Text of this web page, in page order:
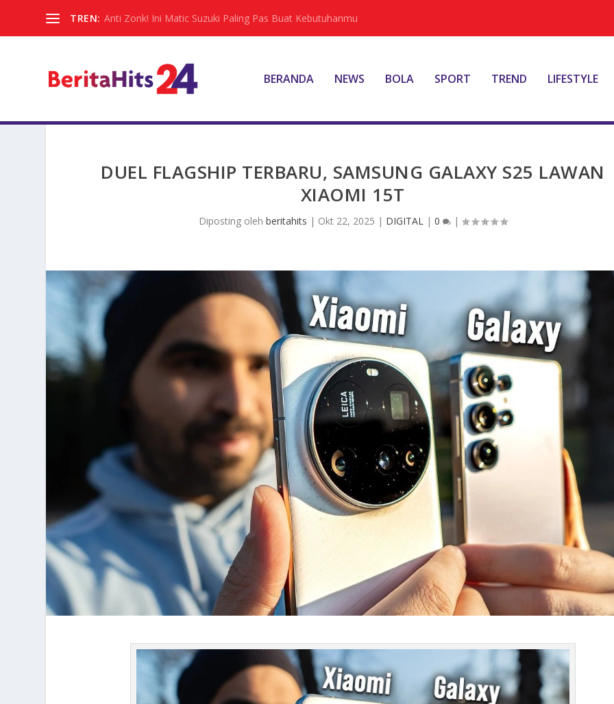
TREN: Anti Zonk! Ini Matic Suzuki Paling Pas Buat Kebutuhanmu
BERANDA NEWS BOLA SPORT TREND LIFESTYLE
DUEL FLAGSHIP TERBARU, SAMSUNG GALAXY S25 LAWAN
XIAOMI 15T
Diposting oleh beritahits | Okt 22, 2025 | DIGITAL| 0 |